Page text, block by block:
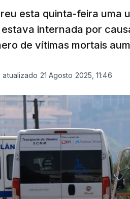
esta quinta-feira uma
internada por
de vítimas mortais
atualizado 21 Agosto 2025, 11:46